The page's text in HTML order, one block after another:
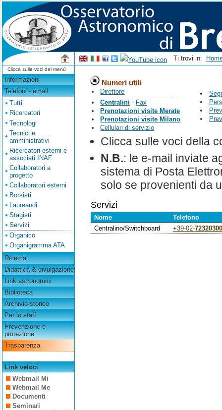
Ti trovi in:
Clicca sulle voci del menù
Informazioni
Telefoni - email
Tutti
Ricercatori
Tecnologi
Tecnici e
amministrativi
Ricercatori esterni e
associati INAF
Collaboratori a
progetto
Collaboratori esterni
Borsisti
Laureandi
Stagisti
Servizi
Organico
Organigramma ATA
Ricerca
Didattica & divulgazione
Link astronomici
Biblioteca
Archivio storico
Per lo staff
Prevenzione e
protezione
Trasparenza
Link veloci
Webmail Mi
Webmail Me
Documenti
Seminari
Numeri utili
Direttore
Centralini - Fax
Prenotazioni visite Merate
Prenotazioni visite Milano
Cellulari di servizio
Clicca sulle voci della
N.B.: le e-mail inviate
sistema di Posta
solo se provenienti da
Servizi
Nome
Telefono
Centralino/Switchboard
+39-02-72320300